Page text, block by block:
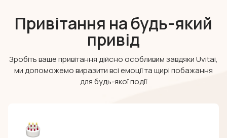
Привітання на будь-який
привід
Зробіть ваше привітання дійсно особливим завдяки Uvitai,
ми допоможемо виразити всі емоції та щирі побажання
для будь-якої події